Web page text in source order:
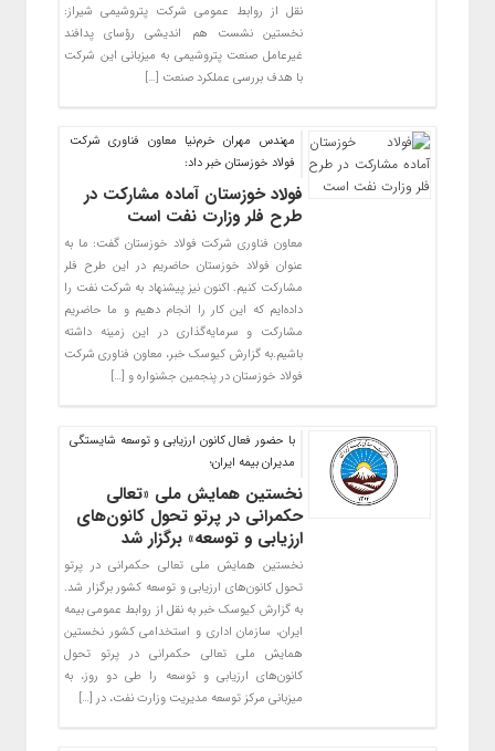
نقل از روابط عمومی شرکت پتروشیمی شیراز:
نخستین نشست هم اندیشی رؤسای پدافند
غیرعامل صنعت پتروشیمی به میزبانی این شرکت
با هدف بررسی عملکرد صنعت […]
مهندس مهران خرم‌نیا معاون فناوری شرکت
فولاد خوزستان خبر داد:
فولاد خوزستان آماده مشارکت در
طرح فلر وزارت نفت است
معاون فناوری شرکت فولاد خوزستان گفت: ما به
عنوان فولاد خوزستان حاضریم در این طرح فلر
مشارکت کنیم. اکنون نیز پیشنهاد به شرکت نفت را
داده‌ایم که این کار را انجام دهیم و ما حاضریم
مشارکت و سرمایه‌گذاری در این زمینه داشته
باشیم.به گزارش کیوسک خبر، معاون فناوری شرکت
فولاد خوزستان در پنجمین جشنواره و […]
با حضور فعال کانون ارزیابی و توسعه شایستگی
مدیران بیمه ایران؛
نخستین همایش ملی «تعالی
حکمرانی در پرتو تحول کانون‌های
ارزیابی و توسعه» برگزار شد
نخستین همایش ملی تعالی حکمرانی در پرتو
تحول کانون‌های ارزیابی و توسعه کشور برگزار شد.
به گزارش کیوسک خبر به نقل از روابط عمومی بیمه
ایران، سازمان اداری و استخدامی کشور نخستین
همایش ملی تعالی حکمرانی در پرتو تحول
کانون‌های ارزیابی و توسعه را طی دو روز، به
میزبانی مرکز توسعه ‏مدیریت وزارت نفت، در […]